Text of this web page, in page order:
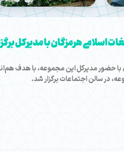
اسلامی هرمزگان با مدیرکل
حضور مدیرکل این مجموعه، با هدف
در سالن اجتماعات برگزار شد.